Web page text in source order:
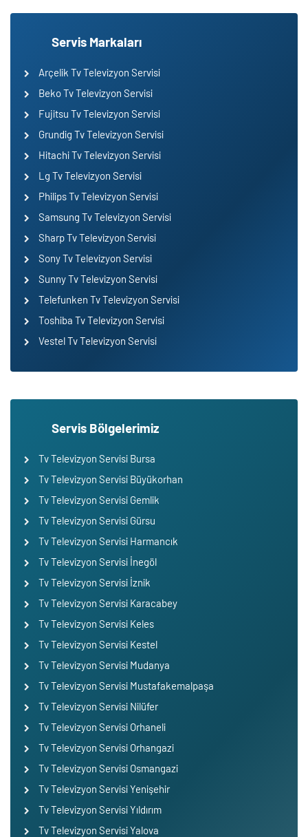
Servis Markaları
Arçelik Tv Televizyon Servisi
Beko Tv Televizyon Servisi
Fujitsu Tv Televizyon Servisi
Grundig Tv Televizyon Servisi
Hitachi Tv Televizyon Servisi
Lg Tv Televizyon Servisi
Philips Tv Televizyon Servisi
Samsung Tv Televizyon Servisi
Sharp Tv Televizyon Servisi
Sony Tv Televizyon Servisi
Sunny Tv Televizyon Servisi
Telefunken Tv Televizyon Servisi
Toshiba Tv Televizyon Servisi
Vestel Tv Televizyon Servisi
Servis Bölgelerimiz
Tv Televizyon Servisi Bursa
Tv Televizyon Servisi Büyükorhan
Tv Televizyon Servisi Gemlik
Tv Televizyon Servisi Gürsu
Tv Televizyon Servisi Harmancık
Tv Televizyon Servisi İnegöl
Tv Televizyon Servisi İznik
Tv Televizyon Servisi Karacabey
Tv Televizyon Servisi Keles
Tv Televizyon Servisi Kestel
Tv Televizyon Servisi Mudanya
Tv Televizyon Servisi Mustafakemalpaşa
Tv Televizyon Servisi Nilüfer
Tv Televizyon Servisi Orhaneli
Tv Televizyon Servisi Orhangazi
Tv Televizyon Servisi Osmangazi
Tv Televizyon Servisi Yenişehir
Tv Televizyon Servisi Yıldırım
Tv Televizyon Servisi Yalova